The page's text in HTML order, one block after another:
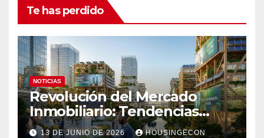
Te has perdido
NOTICIAS
Revolución del Mercado
Inmobiliario: Tendencias
Clave 2023
13 DE JUNIO DE 2026 HOUSINGECON